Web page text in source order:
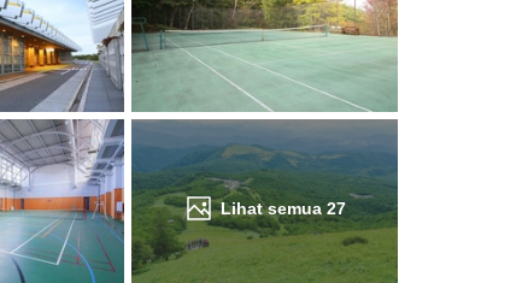
Lihat semua27